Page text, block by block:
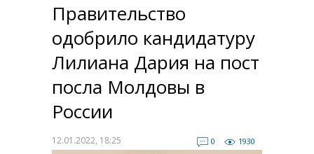
Правительство
одобрило кандидатуру
Лилиана Дария на пост
посла Молдовы в
России
12.01.2022, 18:25 0 1930